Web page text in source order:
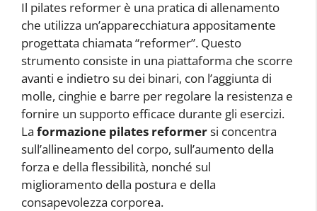
Il pilates reformer è una pratica di allenamento
che utilizza un’apparecchiatura appositamente
progettata chiamata “reformer”. Questo
strumento consiste in una piattaforma che scorre
avanti e indietro su dei binari, con l’aggiunta di
molle, cinghie e barre per regolare la resistenza e
fornire un supporto efficace durante gli esercizi.
La formazione pilates reformersi concentra
sull’allineamento del corpo, sull’aumento della
forza e della flessibilità, nonché sul
miglioramento della postura e della
consapevolezza corporea.